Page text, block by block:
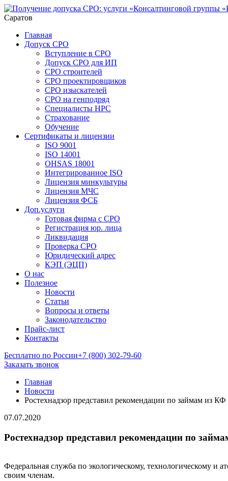
Саратов
Главная
Допуск СРО
Вступление в СРО
Допуск СРО для ИП
СРО строителей
СРО проектировщиков
СРО изыскателей
СРО на генподряд
Специалисты НРС
Страхование
Обучение
Сертификаты и лицензии
ISO 9001
ISO 14001
OHSAS 18001
Интегрированное ISO
Лицензия минкультуры
Лицензия МЧС
Лицензия ФСБ
Доп.услуги
Готовая фирма с СРО
Регистрация юр. лица
Ликвидация
Проверка СРО
Юридический адрес
КЭП (ЭЦП)
О нас
Полезное
Новости
Статьи
Вопросы и ответы
Законодательство
Прайс-лист
Контакты
Бесплатно по России+7 (800) 302-79-60
Заказать звонок
Главная
Новости
Ростехнадзор представил рекомендации по займам из
07.07.2020
Ростехнадзор представил рекомендации по
Федеральная служба по экологическому, технологическому
своим членам.